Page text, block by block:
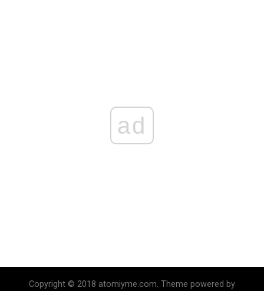
ad
Copyright © 2018 atomiyme.com. Theme powered by